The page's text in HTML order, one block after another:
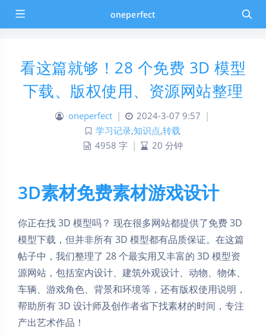
oneperfect
看这篇就够！28 个免费 3D 模型
下载、版权使用、资源网站整理
oneperfect | 2024-3-07 9:57 |
学习记录,知识点,转载
4958 字 | 20 分钟
3D素材免费素材游戏设计
你正在找 3D 模型吗？ 现在很多网站都提供了免费 3D
模型下载，但并非所有 3D 模型都有品质保证。在这篇
帖子中，我们整理了 28 个最实用又丰富的 3D 模型资
源网站，包括室内设计、建筑外观设计、动物、物体、
车辆、游戏角色、背景和环境等，还有版权使用说明，
帮助所有 3D 设计师及创作者省下找素材的时间，专注
产出艺术作品！